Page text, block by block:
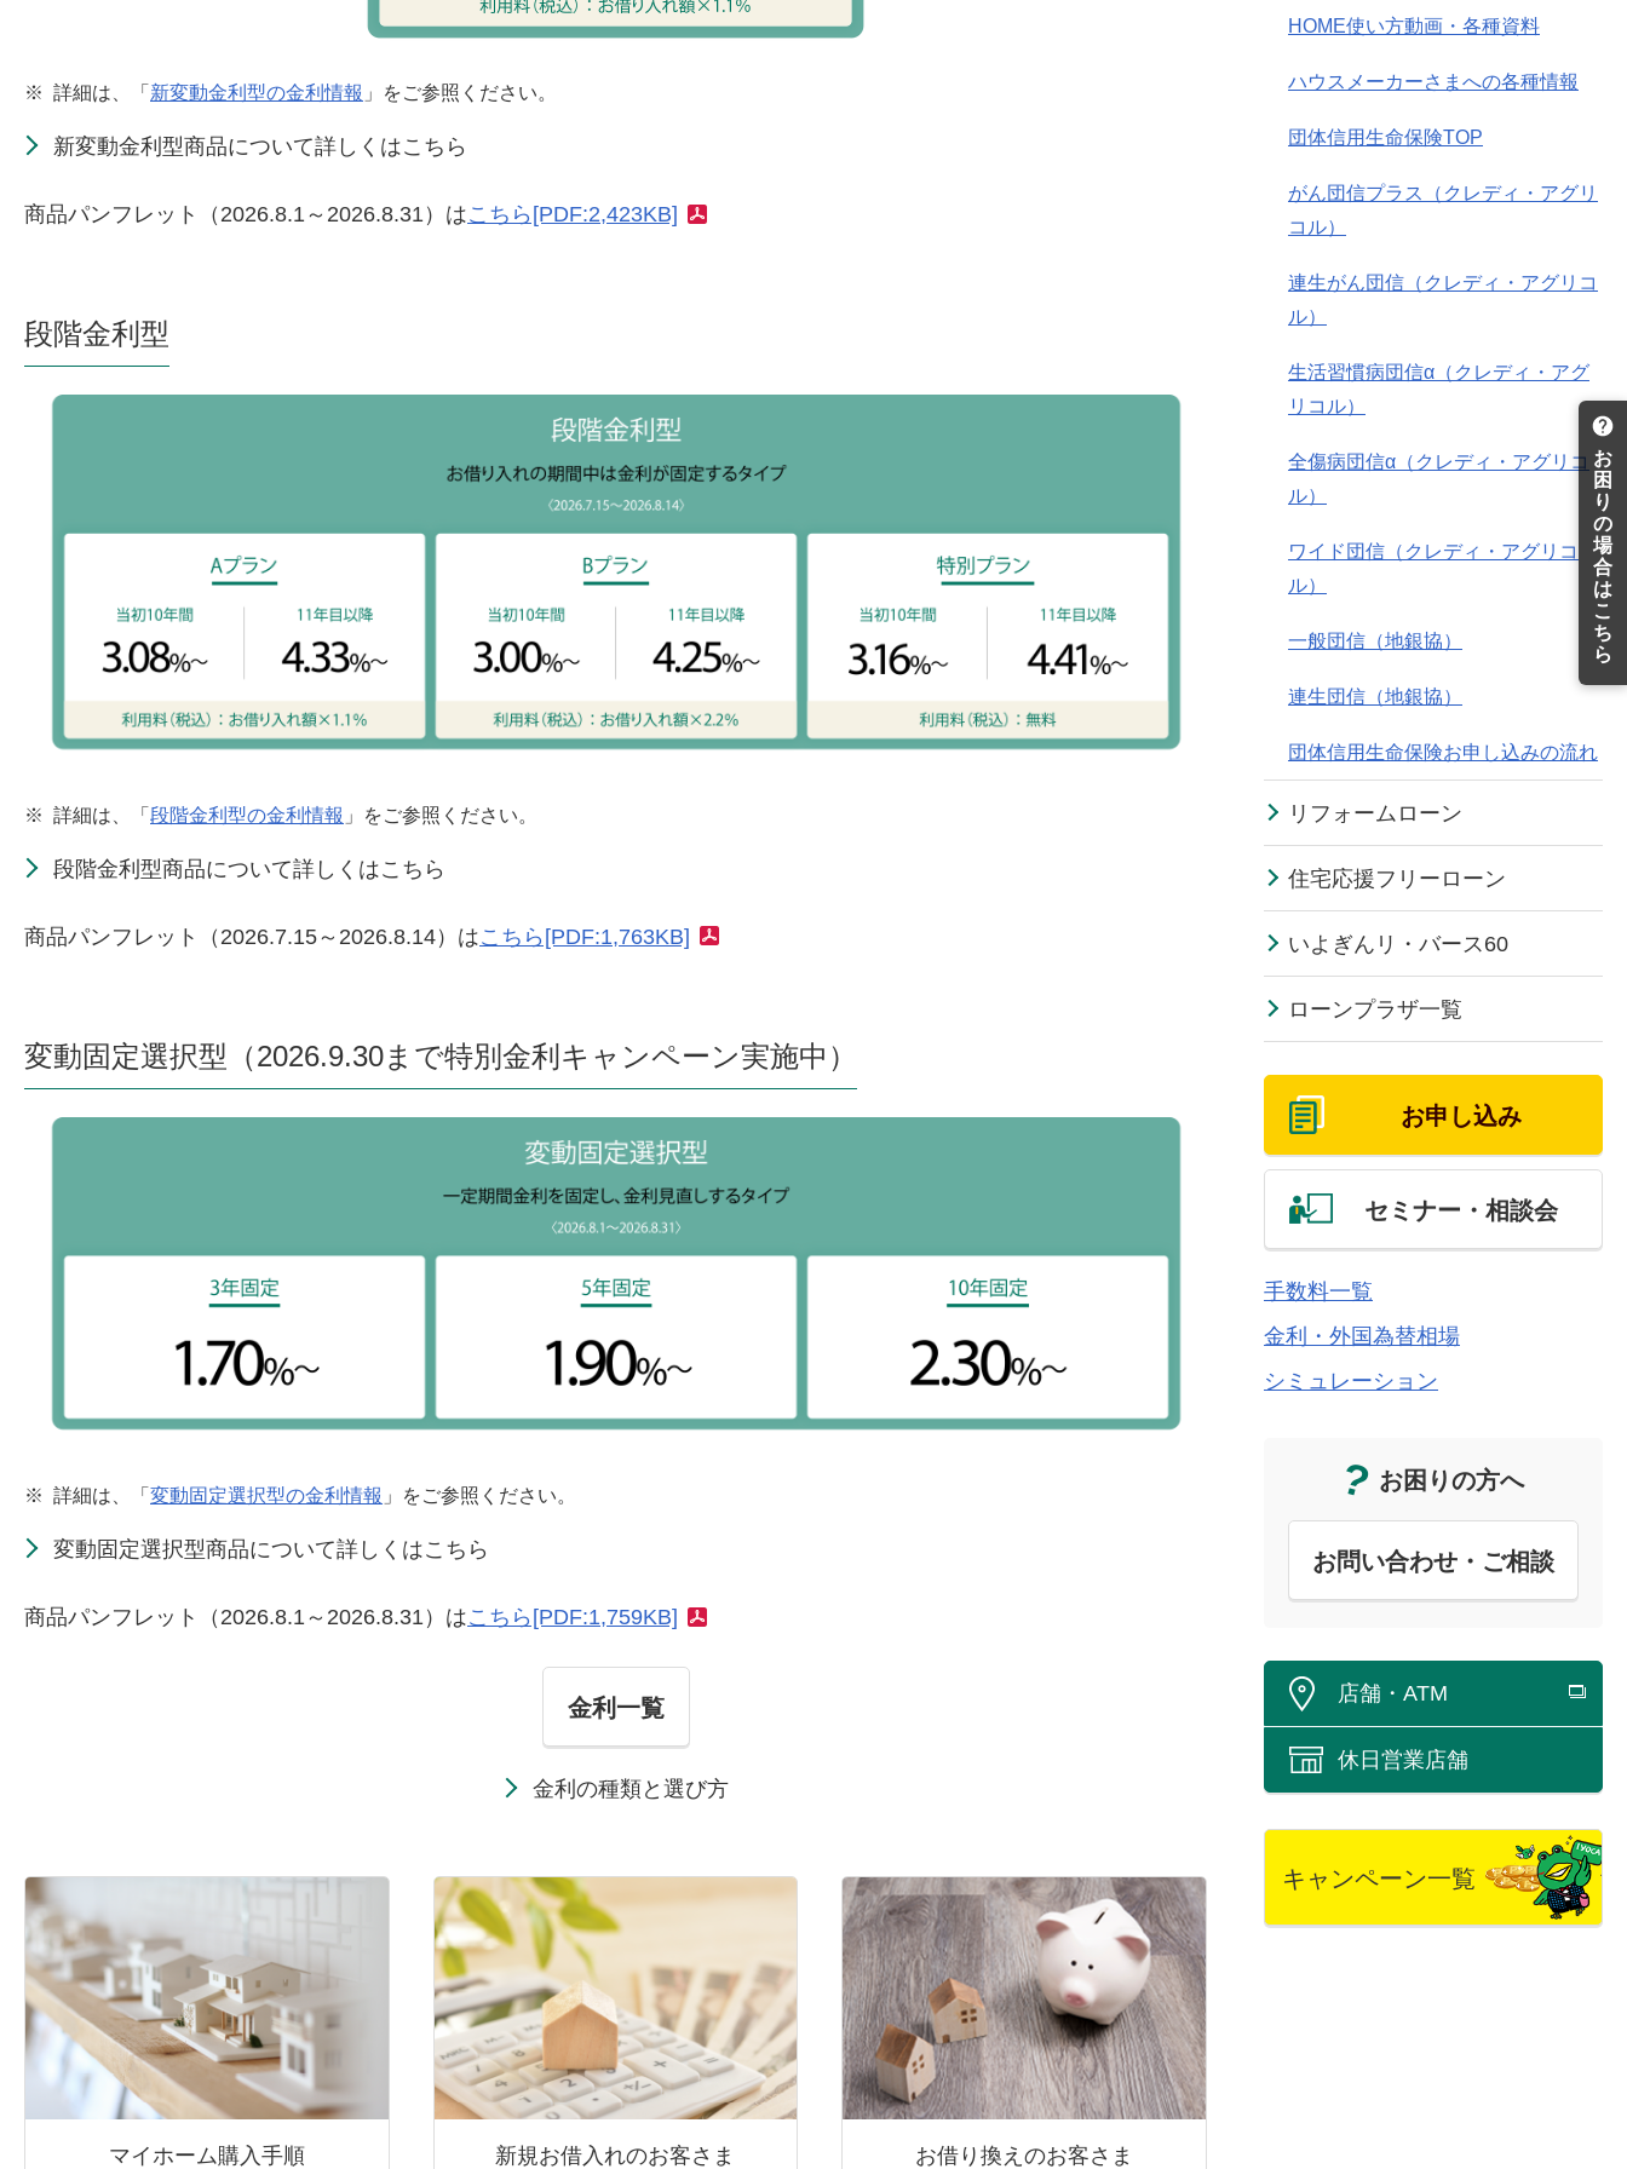
※ 詳細は、「 新変動金利型の金利情報 」をご参照ください。
新変動金利型商品について詳しくはこちら
商品パンフレット（2026.8.1～2026.8.31）はこちら[PDF:2,423KB]
段階金利型
※ 詳細は、「 段階金利型の金利情報 」をご参照ください。
段階金利型商品について詳しくはこちら
商品パンフレット（2026.7.15～2026.8.14）はこちら[PDF:1,763KB]
変動固定選択型（2026.9.30まで特別金利キャンペーン実施中）
※ 詳細は、「 変動固定選択型の金利情報 」をご参照ください。
変動固定選択型商品について詳しくはこちら
商品パンフレット（2026.8.1～2026.8.31）はこちら[PDF:1,759KB]
金利一覧
金利の種類と選び方
マイホーム購入手順 新規お借入れのお客さま お借り換えのお客さま
HOME使い方動画・各種資料
ハウスメーカーさまへの各種情報
団体信用生命保険TOP
がん団信プラス（クレディ・アグリ
コル）
連生がん団信（クレディ・アグリコ
ル）
生活習慣病団信α（クレディ・アグ
リコル）
全傷病団信α（クレディ・アグリコ
ル）
ワイド団信（クレディ・アグリコ
ル）
一般団信（地銀協）
連生団信（地銀協）
団体信用生命保険お申し込みの流れ
リフォームローン
住宅応援フリーローン
いよぎんリ・バース60
ローンプラザ一覧
お申し込み
セミナー・相談会
手数料一覧
金利・外国為替相場
シミュレーション
お困りの方へ
お問い合わせ・ご相談
店舗・ATM
休日営業店舗
キャンペーン一覧
お
困
り
の
場
合
は
こ
ち
ら